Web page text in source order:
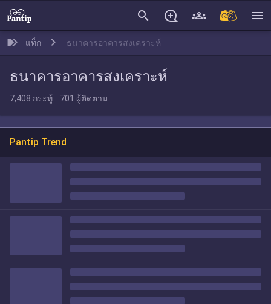
search menu
แท็ก ธนาคารอาคารสงเคราะห์
ธนาคารอาคารสงเคราะห์
7,408 กระทู้ 701 ผู้ติดตาม
Pantip Trend